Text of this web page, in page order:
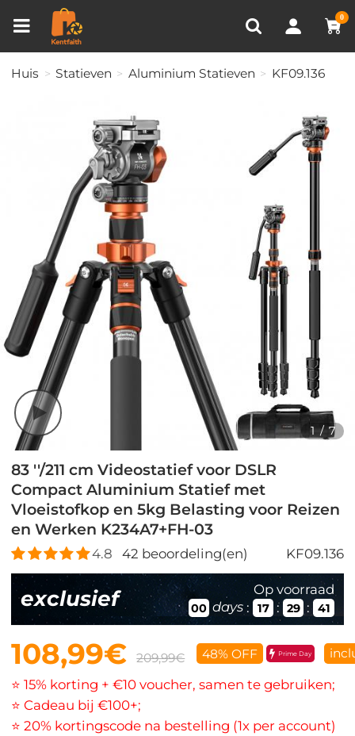
0
RECENT BEKEKEN
Huis Statieven Aluminium Statieven KF09.136
1/7
83 ''/211 cm Videostatief voor DSLR
Compact Aluminium Statief met
Vloeistofkop en 5kg Belasting voor Reizen
en Werken K234A7+FH-03
4.8 42 beoordeling(en) KF09.136
exclusief Op voorraad
00 days : 17 : 29 : 40
108,99€ 209,99€ 48% OFF Prime Day
⭐ 15% korting + €10 voucher, samen te gebruiken;
⭐ Cadeau bij €100+;
⭐ 20% kortingscode na bestelling (1x per account)